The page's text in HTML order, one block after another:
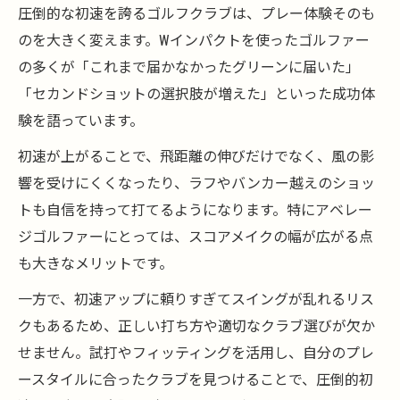
圧倒的な初速を誇るゴルフクラブは、プレー体験そのも
のを大きく変えます。Wインパクトを使ったゴルファー
の多くが「これまで届かなかったグリーンに届いた」
「セカンドショットの選択肢が増えた」といった成功体
験を語っています。
初速が上がることで、飛距離の伸びだけでなく、風の影
響を受けにくくなったり、ラフやバンカー越えのショッ
トも自信を持って打てるようになります。特にアベレー
ジゴルファーにとっては、スコアメイクの幅が広がる点
も大きなメリットです。
一方で、初速アップに頼りすぎてスイングが乱れるリス
クもあるため、正しい打ち方や適切なクラブ選びが欠か
せません。試打やフィッティングを活用し、自分のプレ
ースタイルに合ったクラブを見つけることで、圧倒的初